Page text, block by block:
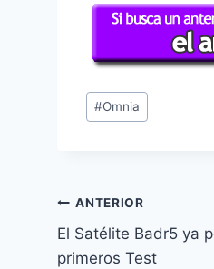
Etiquetas
de
#Omnia
Navegación
de
ANTERIOR
El Satélite Badr5 ya
primeros Test